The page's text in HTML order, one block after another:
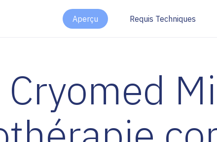
Aperçu Requis Techniques
Cryomed